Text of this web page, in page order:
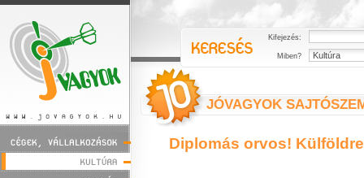
Kifejezés:
Miben?
JÓVAGYOK
Diplomás orvos!